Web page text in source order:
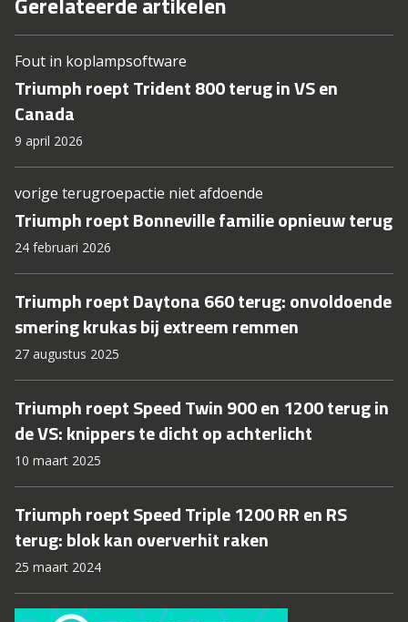
Fout in koplampsoftware
Triumph roept Trident 800 terug in VS en
Canada
9 april 2026
vorige terugroepactie niet afdoende
Triumph roept Bonneville familie opnieuw terug
24 februari 2026
Triumph roept Daytona 660 terug: onvoldoende
smering krukas bij extreem remmen
27 augustus 2025
Triumph roept Speed Twin 900 en 1200 terug in
de VS: knippers te dicht op achterlicht
10 maart 2025
Triumph roept Speed Triple 1200 RR en RS
terug: blok kan oververhit raken
25 maart 2024